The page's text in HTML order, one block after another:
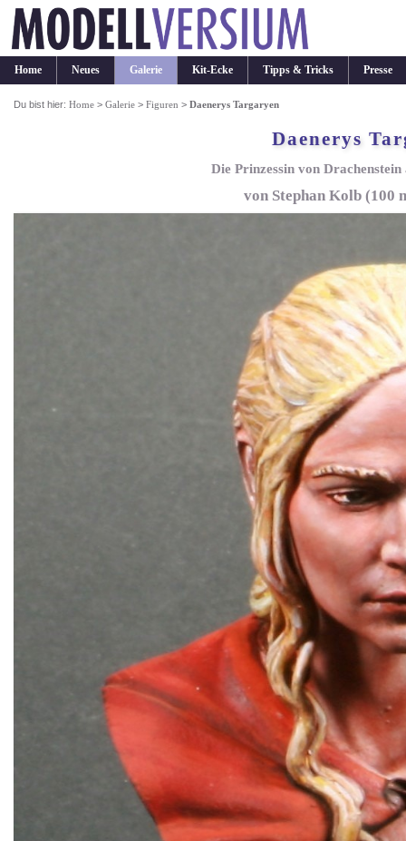
Home Neues Galerie Kit-Ecke Tipps & Tricks Presse
Du bist hier:Home >Galerie >Figuren >Daenerys Targaryen
Daenerys
Die Prinzessin von
von Stephan Kolb (100